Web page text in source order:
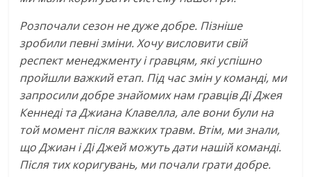
Розпочали сезон не дуже добре. Пізніше
зробили певні зміни. Хочу висловити свій
респект менеджменту і гравцям, які успішно
пройшли важкий етап. Під час змін у команді, ми
запросили добре знайомих нам гравців Ді Джея
Кеннеді та Джиана Клавелла, але вони були на
той момент після важких травм. Втім, ми знали,
що Джиан і Ді Джей можуть дати нашій команді.
Після тих коригувань, ми почали грати добре.